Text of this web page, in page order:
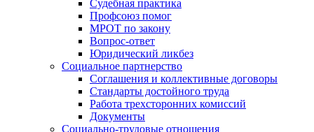
Судебная практика
Профсоюз помог
МРОТ по закону
Вопрос-ответ
Юридический ликбез
Социальное партнерство
Соглашения и коллективные договоры
Стандарты достойного труда
Работа трехсторонних комиссий
Документы
Социально-трудовые отношения